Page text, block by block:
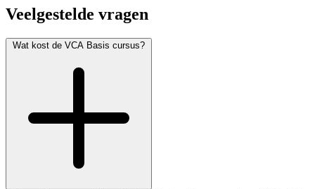
Veelgestelde vragen
Wat kost de VCA Basis cursus?